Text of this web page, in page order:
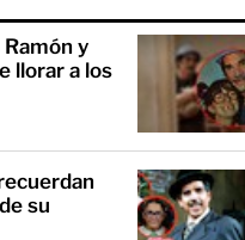
y
llorar a los
su